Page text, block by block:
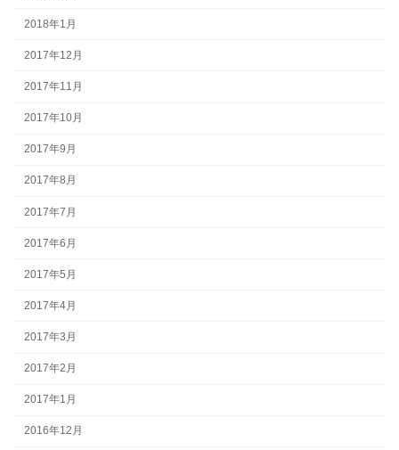
2018年1月
2017年12月
2017年11月
2017年10月
2017年9月
2017年8月
2017年7月
2017年6月
2017年5月
2017年4月
2017年3月
2017年2月
2017年1月
2016年12月